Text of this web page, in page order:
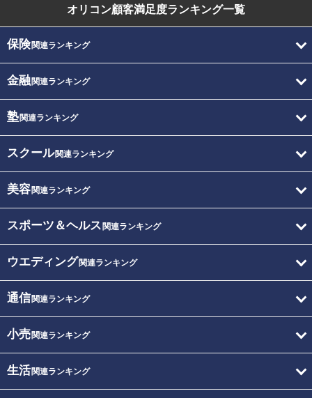
オリコン顧客満足度ランキング一覧
保険関連ランキング
金融関連ランキング
塾関連ランキング
スクール関連ランキング
美容関連ランキング
スポーツ＆ヘルス 関連ランキング
ウエディング関連ランキング
通信関連ランキング
小売関連ランキング
生活関連ランキング